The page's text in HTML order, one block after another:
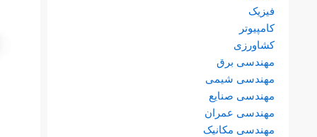
فیزیک
کامپیوتر
کشاورزی
مهندسی برق
مهندسی شیمی
مهندسی صنایع
مهندسی عمران
مهندسی مکانیک